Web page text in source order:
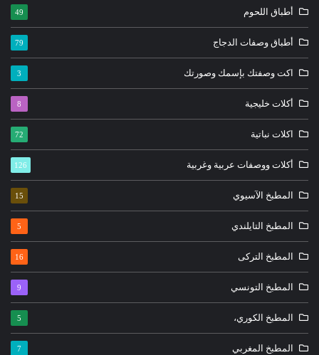
أطباق اللحوم 49
أطباق وصفات الدجاج 79
اكت وصفتك بإسمك وصورتك 3
أكلات خليجية 8
اكلات نباتية 72
أكلات ووصفات عربية وغربية 126
المطبخ الآسيوي 15
المطبخ التايلندي 5
المطبخ التركى 16
المطبخ التونسي 9
المطبخ الكوري، 5
المطبخ المغربي 7